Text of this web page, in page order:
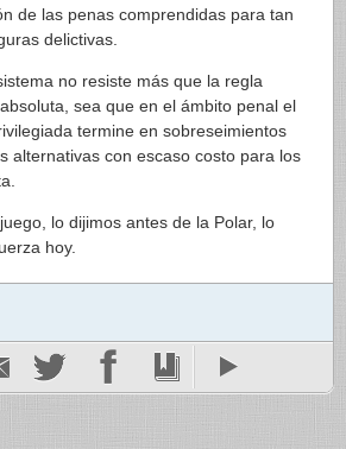
de las penas comprendidas para tan
delictivas.
no resiste más que la regla
sea que en el ámbito penal el
termine en sobreseimientos
alternativas con escaso costo para los
lo dijimos antes de la Polar, lo
hoy.